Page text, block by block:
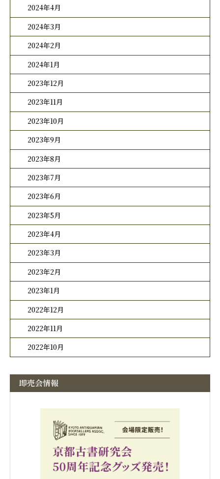
2024年4月
2024年3月
2024年2月
2024年1月
2023年12月
2023年11月
2023年10月
2023年9月
2023年8月
2023年7月
2023年6月
2023年5月
2023年4月
2023年3月
2023年2月
2023年1月
2022年12月
2022年11月
2022年10月
即売会情報